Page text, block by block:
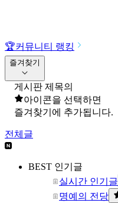
🏆커뮤니티 랭킹
즐겨찾기
게시판 제목의
아이콘을 선택하면
즐겨찾기에 추가됩니다.
전체글
BEST 인기글
실시간 인기글
명예의 전당